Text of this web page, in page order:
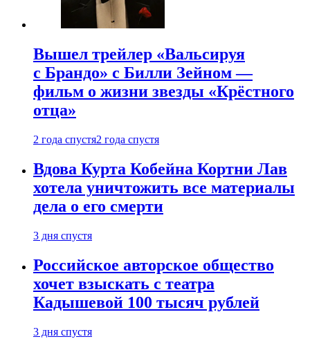
Вышел трейлер «Вальсируя
с Брандо» с Билли Зейном —
фильм о жизни звезды «Крёстного
отца»
2 года спустя2 года спустя
Вдова Курта Кобейна Кортни Лав
хотела уничтожить все материалы
дела о его смерти
3 дня спустя
Российское авторское общество
хочет взыскать с театра
Кадышевой 100 тысяч рублей
3 дня спустя